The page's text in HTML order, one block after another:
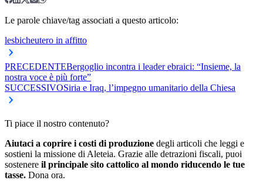
Le parole chiave/tag associati a questo articolo:
lesbicheutero in affitto
PRECEDENTEBergoglio incontra i leader ebraici: “Insieme, la
nostra voce è più forte”
SUCCESSIVOSiria e Iraq, l’impegno umanitario della Chiesa
Ti piace il nostro contenuto?
Aiutaci a coprire i costi di produzione degli articoli che leggi e
sostieni la missione di Aleteia. Grazie alle detrazioni fiscali, puoi
sostenere il principale sito cattolico al mondo riducendo le tue
tasse. Dona ora.